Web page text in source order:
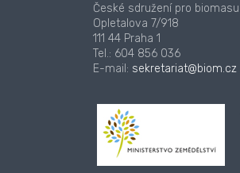
České sdružení pro biomasu
Opletalova 7/918
111 44 Praha 1
Tel.: 604 856 036
E-mail: sekretariat@biom.cz